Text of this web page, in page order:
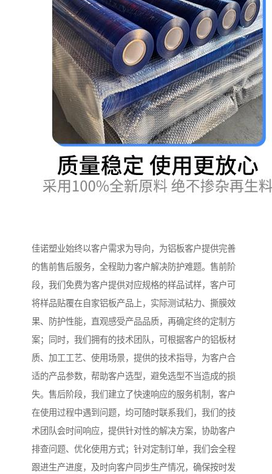
佳诺塑业始终以客户需求为导向，为铝板客户提供完善
的售前售后服务，全程助力客户解决防护难题。售前阶
段，我们免费为客户提供对应规格的样品试样，客户可
将样品贴覆在自家铝板产品上，实际测试粘力、撕膜效
果、防护性能，直观感受产品品质，再确定终的定制方
案；同时，我们拥有的技术团队，可根据客户的铝板材
质、加工工艺、使用场景，提供的技术指导，为客户合
适的产品参数，帮助客户选型，避免选型不当造成的损
失。售后阶段，我们建立了快速响应的服务机制，客户
在使用过程中遇到问题，均可随时联系我们，我们的技
术团队会时间响应，提供针对性的解决方案，协助客户
排查问题、优化使用方式；针对定制订单，我们会全程
跟进生产进度，及时向客户同步生产情况，确保按时发